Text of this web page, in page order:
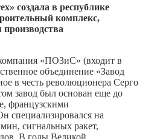
создала в республике
комплекс,
«ПОЗиС» (входит в
объединение «Завод
в честь революционера Серго
завод был основан еще до
французскими
специализировался на
сигнальных ракет,
В годы Великой